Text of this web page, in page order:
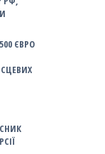
ЄВРО